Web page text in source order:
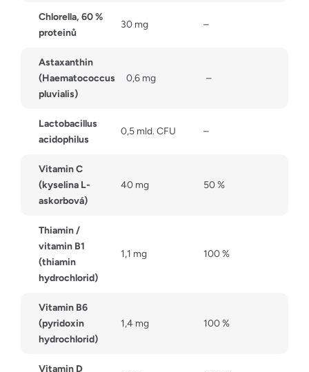
Chlorella, 60 %
proteinů
30 mg –
Astaxanthin
(Haematococcus
pluvialis)
0,6 mg –
Lactobacillus
acidophilus
0,5 mld. CFU –
Vitamin C
(kyselina L-
askorbová)
40 mg 50 %
Thiamin /
vitamin B1
(thiamin
hydrochlorid)
1,1 mg 100 %
Vitamin B6
(pyridoxin
hydrochlorid)
1,4 mg 100 %
Vitamin D